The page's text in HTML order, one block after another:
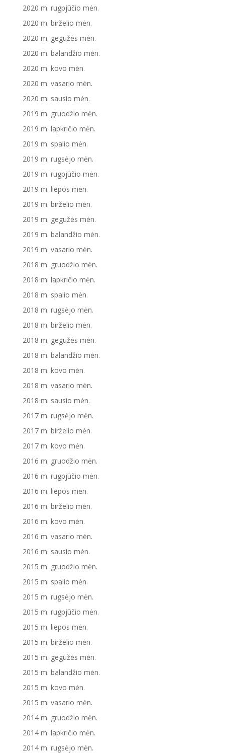
2020 m. rugpjūčio mėn.
2020 m. birželio mėn.
2020 m. gegužės mėn.
2020 m. balandžio mėn.
2020 m. kovo mėn.
2020 m. vasario mėn.
2020 m. sausio mėn.
2019 m. gruodžio mėn.
2019 m. lapkričio mėn.
2019 m. spalio mėn.
2019 m. rugsėjo mėn.
2019 m. rugpjūčio mėn.
2019 m. liepos mėn.
2019 m. birželio mėn.
2019 m. gegužės mėn.
2019 m. balandžio mėn.
2019 m. vasario mėn.
2018 m. gruodžio mėn.
2018 m. lapkričio mėn.
2018 m. spalio mėn.
2018 m. rugsėjo mėn.
2018 m. birželio mėn.
2018 m. gegužės mėn.
2018 m. balandžio mėn.
2018 m. kovo mėn.
2018 m. vasario mėn.
2018 m. sausio mėn.
2017 m. rugsėjo mėn.
2017 m. birželio mėn.
2017 m. kovo mėn.
2016 m. gruodžio mėn.
2016 m. rugpjūčio mėn.
2016 m. liepos mėn.
2016 m. birželio mėn.
2016 m. kovo mėn.
2016 m. vasario mėn.
2016 m. sausio mėn.
2015 m. gruodžio mėn.
2015 m. spalio mėn.
2015 m. rugsėjo mėn.
2015 m. rugpjūčio mėn.
2015 m. liepos mėn.
2015 m. birželio mėn.
2015 m. gegužės mėn.
2015 m. balandžio mėn.
2015 m. kovo mėn.
2015 m. vasario mėn.
2014 m. gruodžio mėn.
2014 m. lapkričio mėn.
2014 m. rugsėjo mėn.